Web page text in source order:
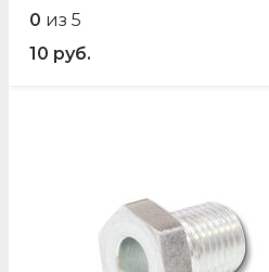
0 из 5
10 руб.